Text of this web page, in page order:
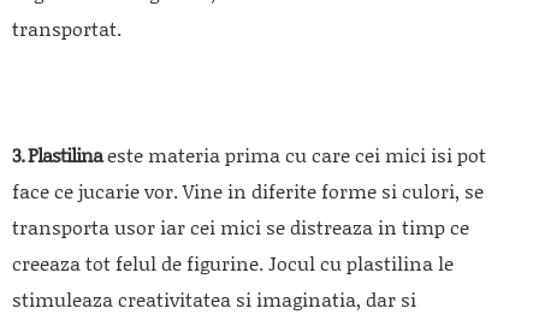
transportat.
3. Plastilinaeste materia prima cu care cei mici isi pot
face ce jucarie vor. Vine in diferite forme si culori, se
transporta usor iar cei mici se distreaza in timp ce
creeaza tot felul de figurine. Jocul cu plastilina le
stimuleaza creativitatea si imaginatia, dar si